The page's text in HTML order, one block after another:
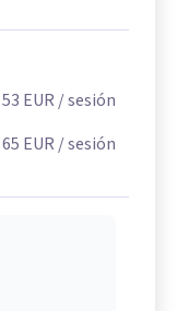
53 EUR/ sesión
65 EUR/ sesión